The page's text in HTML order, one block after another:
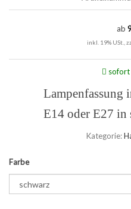
ab
inkl. 19% USt.,
sofort
Lampenfassung
E14 oder E27 in
Kategorie:
Farbe